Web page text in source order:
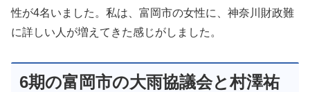
性が4名いました。私は、富岡市の女性に、神奈川財政難
に詳しい人が増えてきた感じがしました。
6期の富岡市の大雨協議会と村澤祐